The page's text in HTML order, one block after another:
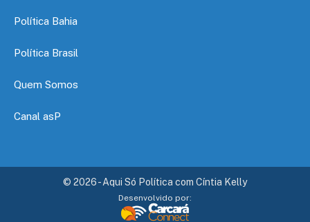
Política Bahia
Política Brasil
Quem Somos
Canal asP
© 2026 - Aqui Só Política com Cíntia Kelly
Desenvolvido por: